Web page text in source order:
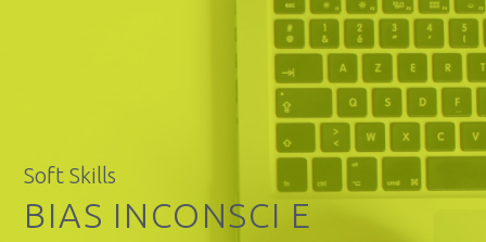
Soft Skills
BIAS INCONSCI E